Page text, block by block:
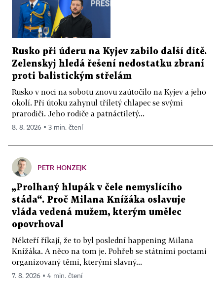
Rusko při úderu na Kyjev zabilo další dítě.
Zelenskyj hledá řešení nedostatku zbraní
proti balistickým střelám
Rusko v noci na sobotu znovu zaútočilo na Kyjev a jeho
okolí. Při útoku zahynul tříletý chlapec se svými
prarodiči. Jeho rodiče a patnáctiletý...
8. 8. 2026 ▪ 3 min. čtení
PETR HONZEJK
„Prolhaný hlupák v čele nemyslícího
stáda“. Proč Milana Knížáka oslavuje
vláda vedená mužem, kterým umělec
opovrhoval
Někteří říkají, že to byl poslední happening Milana
Knížáka. A něco na tom je. Pohřeb se státními poctami
organizovaný těmi, kterými slavný...
7. 8. 2026 ▪ 4 min. čtení